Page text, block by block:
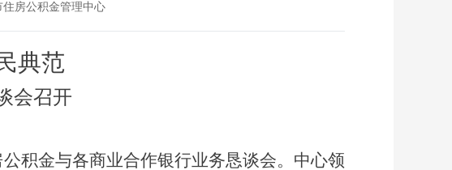
房公积金管理中心
典范
会召开
积金与各商业合作银行业务恳谈会。中心领